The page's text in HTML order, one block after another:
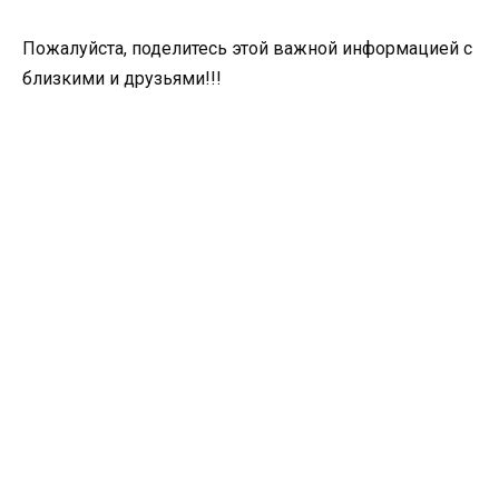
Пожалуйста, поделитесь этой важной информацией с
близкими и друзьями!!!